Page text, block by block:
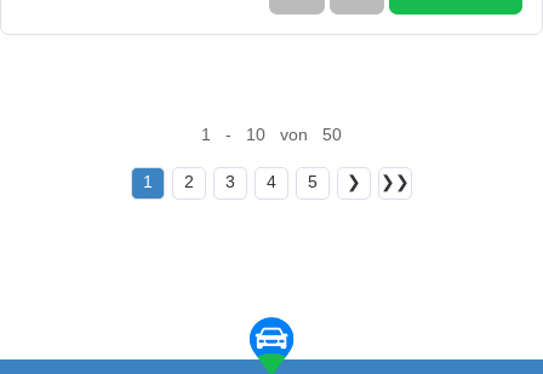
1 - 10 von 50
1 2 3 4 5 ❯ ❯❯